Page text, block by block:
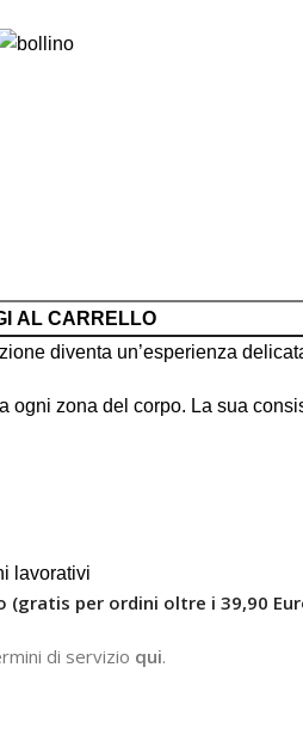
AL CARRELLO
diventa un’esperienza
zona del corpo. La sua
lavorativi
(gratis per ordini oltre i 39,90
di servizio qui.